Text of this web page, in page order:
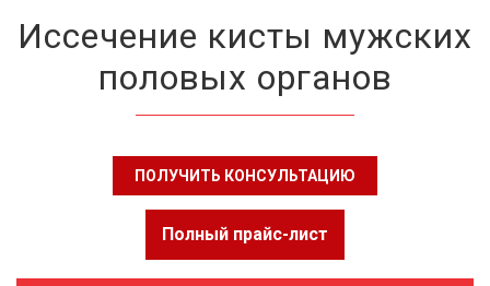
Иссечение кисты мужских
половых органов
ПОЛУЧИТЬ КОНСУЛЬТАЦИЮ
Полный прайс-лист